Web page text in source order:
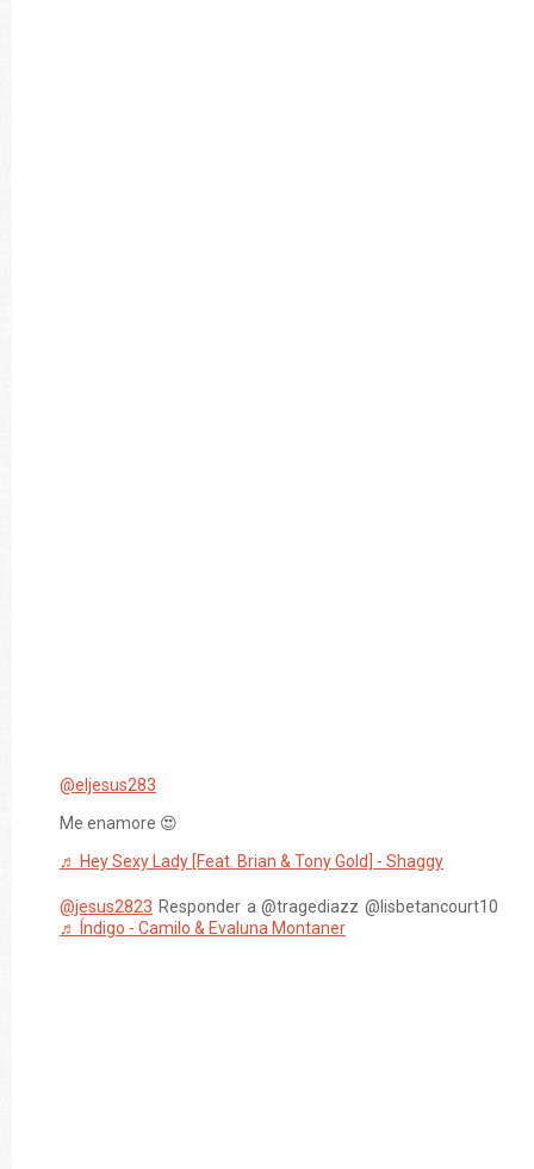
@eljesus283
Me enamore 😍
♬ Hey Sexy Lady [Feat. Brian & Tony Gold] - Shaggy
@jesus2823 Responder a @tragediazz @lisbetancourt10
♬ Índigo - Camilo & Evaluna Montaner